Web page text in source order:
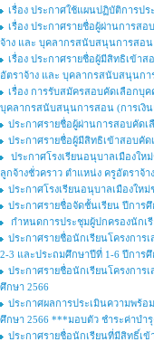
เรื่อง ประกาศใช้แผนปฏิบัติการป
เรื่อง ประกาศรายชื่อผู้ผ่านการส
จ้าง และ บุคลากรสนับสนุนการสอ
เรื่อง ประกาศรายชื่อผู้มีสิทธิเข้า
อัตราจ้าง และ บุคลากรสนับสนุนก
เรื่อง การรับสมัครสอบคัดเลือกบุค
บุคลากรสนับสนุนการสอน (การเงิ
ประกาศรายชื่อผู้ผ่านการสอบคัดเ
ประกาศรายชื่อผู้มีสิทธิเข้าสอบคัด
ประกาศโรงเรียนอนุบาลเมืองให
ลูกจ้างชั่วคราว ตำแหน่ง ครูอัตราจ้าง
ประกาศโรงเรียนอนุบาลเมืองให
ประกาศรายชื่อจัดชั้นเรียน ปีการศึ
กำหนดการประชุมผู้ปกครองนักเ
ประกาศรายชื่อนักเรียนโครงกา
2-3 และประถมศึกษาปีที่ 1-6 ปีการศึ
ประกาศรายชื่อนักเรียนโครงกา
ศึกษา 2566
ประกาศผลการประเมินความพร้
ศึกษา 2566 ***มอบตัว ชำระค่าบำ
ประกาศรายชื่อนักเรียนที่มีสิทธิ์เ